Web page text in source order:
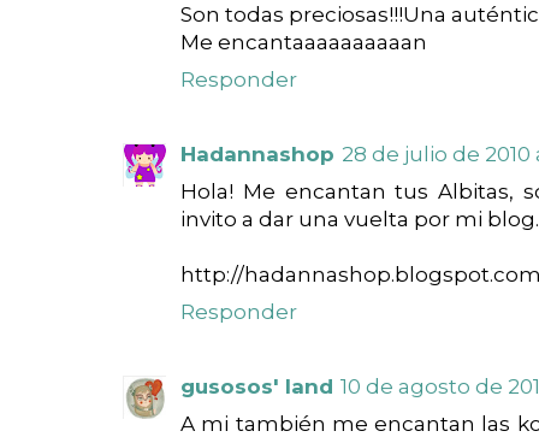
Son todas preciosas!!!Una
Me encantaaaaaaaaaan
Responder
Hadannashop 28 de julio de 2010
Hola! Me encantan tus Albitas,
invito a dar una vuelta por mi blog.
http://
Responder
gusosos' land 10 de agosto de
A mi también me encantan las